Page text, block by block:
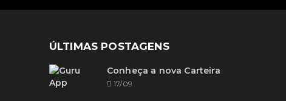
ÚLTIMAS POSTAGENS
Conheça a nova Carteira
17/09